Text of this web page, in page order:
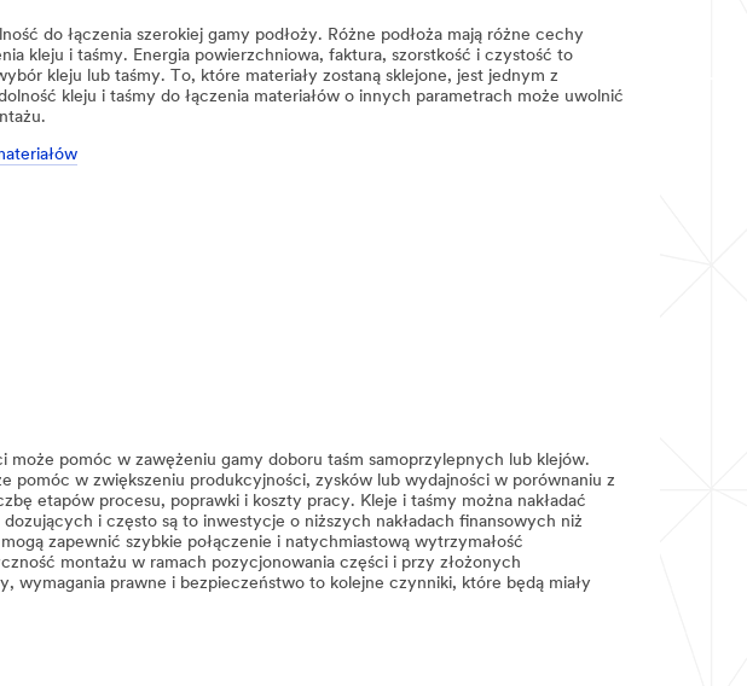
do łączenia szerokiej gamy podłoży. Różne podłoża mają różne cechy
kleju i taśmy. Energia powierzchniowa, faktura, szorstkość i czystość to
kleju lub taśmy. To, które materiały zostaną sklejone, jest jednym z
kleju i taśmy do łączenia materiałów o innych parametrach może uwolnić
pomóc w zawężeniu gamy doboru taśm samoprzylepnych lub klejów.
pomóc w zwiększeniu produkcyjności, zysków lub wydajności w porównaniu z
etapów procesu, poprawki i koszty pracy. Kleje i taśmy można nakładać
i często są to inwestycje o niższych nakładach finansowych niż
zapewnić szybkie połączenie i natychmiastową wytrzymałość
montażu w ramach pozycjonowania części i przy złożonych
wymagania prawne i bezpieczeństwo to kolejne czynniki, które będą miały